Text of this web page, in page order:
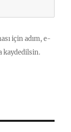
için adım, e-
kaydedilsin.